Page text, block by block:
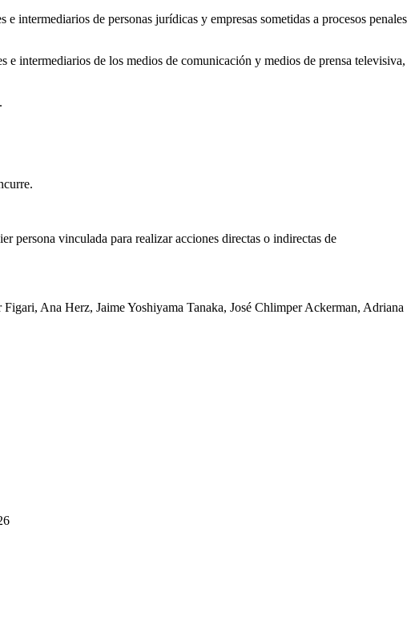
intermediarios de personas jurídicas y empresas sometidas a procesos penales
intermediarios de los medios de comunicación y medios de prensa televisiva,
persona vinculada para realizar acciones directas o indirectas de
Ana Herz, Jaime Yoshiyama Tanaka, José Chlimper Ackerman, Adriana